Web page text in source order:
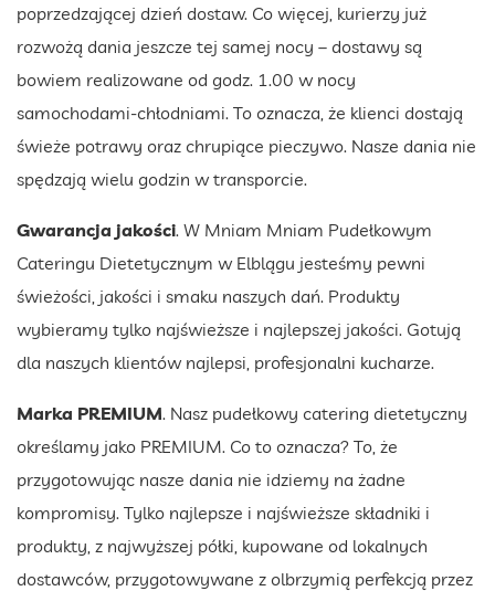
poprzedzającej dzień dostaw. Co więcej, kurierzy już
rozwożą dania jeszcze tej samej nocy – dostawy są
bowiem realizowane od godz. 1.00 w nocy
samochodami-chłodniami. To oznacza, że klienci dostają
świeże potrawy oraz chrupiące pieczywo. Nasze dania nie
spędzają wielu godzin w transporcie.
Gwarancja jakości. W Mniam Mniam Pudełkowym
Cateringu Dietetycznym w Elblągu jesteśmy pewni
świeżości, jakości i smaku naszych dań. Produkty
wybieramy tylko najświeższe i najlepszej jakości. Gotują
dla naszych klientów najlepsi, profesjonalni kucharze.
Marka PREMIUM. Nasz pudełkowy catering dietetyczny
określamy jako PREMIUM. Co to oznacza? To, że
przygotowując nasze dania nie idziemy na żadne
kompromisy. Tylko najlepsze i najświeższe składniki i
produkty, z najwyższej półki, kupowane od lokalnych
dostawców, przygotowywane z olbrzymią perfekcją przez